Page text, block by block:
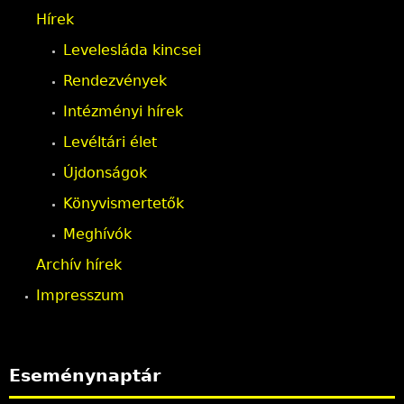
Hírek
Levelesláda kincsei
Rendezvények
Intézményi hírek
Levéltári élet
Újdonságok
Könyvismertetők
Meghívók
Archív hírek
Impresszum
Eseménynaptár